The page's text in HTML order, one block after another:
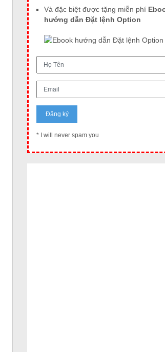
Và đặc biệt được tặng miễn phí
hướng dẫn Đặt lệnh Option
* I will never spam you